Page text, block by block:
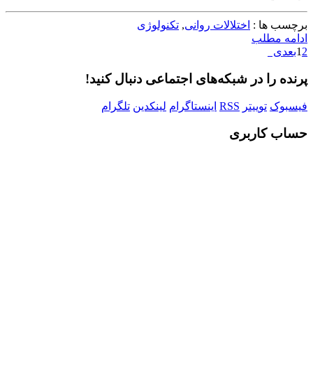
برچسب ها : اختلالات روانی, تکنولوژی
ادامه مطلب
1 2 بعدی
پرنده را در شبکه‌های اجتماعی دنبال کنید!
فیسبوک توییتر RSS اینستاگرام لینکدین تلگرام
حساب کاربری